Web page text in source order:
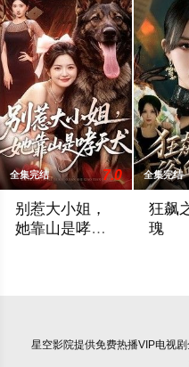
全集完结 7.0
别惹大小姐，
她靠山是哮天
全集完结
狂飙
瑰
星空影院提供免费热播VIP电视